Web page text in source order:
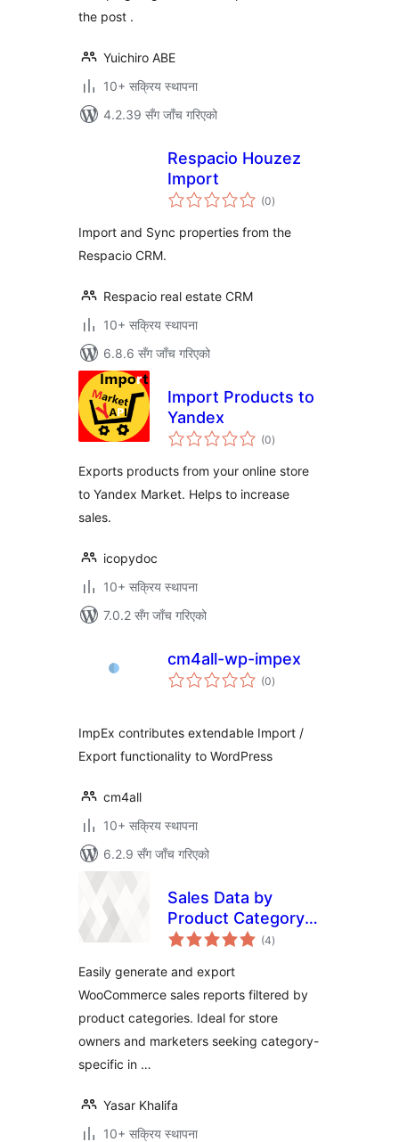
the post .
Yuichiro ABE
10+ सक्रिय स्थापना
4.2.39 सँग जाँच गरिएको
Respacio Houzez
Import
(0कुल
रेटिङ्गहरू
)
Import and Sync properties from the
Respacio CRM.
Respacio real estate CRM
10+ सक्रिय स्थापना
6.8.6 सँग जाँच गरिएको
Import Products to
Yandex
(0कुल
रेटिङ्गहरू
)
Exports products from your online store
to Yandex Market. Helps to increase
sales.
icopydoc
10+ सक्रिय स्थापना
7.0.2 सँग जाँच गरिएको
cm4all-wp-impex
(0कुल
रेटिङ्गहरू
)
ImpEx contributes extendable Import /
Export functionality to WordPress
cm4all
10+ सक्रिय स्थापना
6.2.9 सँग जाँच गरिएको
Sales Data by
Product Category
for WooCommerce
(4कुल
रेटिङ्गहरू
)
Easily generate and export
WooCommerce sales reports filtered by
product categories. Ideal for store
owners and marketers seeking category-
specific in …
Yasar Khalifa
10+ सक्रिय स्थापना